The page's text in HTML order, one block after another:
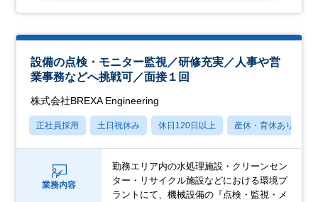
設備の点検・モニター監視／研修充実／人事や営
業事務などへ挑戦可／面接１回
株式会社BREXA Engineering
正社員採用 土日祝休み 休日120日以上 産休・育休あり
業務内容
勤務エリア内の水処理施設・クリーンセン
ター・リサイクル施設などにおける環境プ
ラントにて、機械設備の『点検・監視・メ